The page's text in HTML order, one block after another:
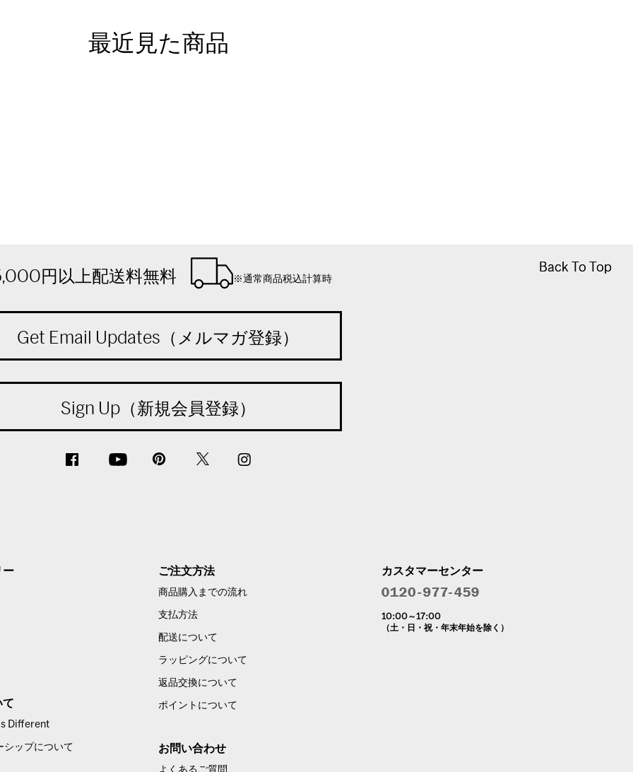
最近見た商品
Back To Top
Back To Top
円以上配送料無料 ※通常商品税込計算時
Get Email Updates（メルマガ登録）
Sign Up（新規会員登録）
ー
て
Different
シップについて
ご注文方法
商品購入までの流れ
支払方法
配送について
ラッピングについて
返品交換について
ポイントについて
お問い合わせ
よくあるご質問
カスタマーセンター
10:00～17:00
（土・日・祝・年末年始を除く）